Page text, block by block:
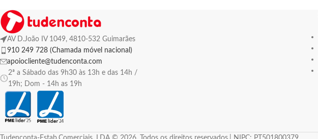
AV D.João IV 1049, 4810-532 Guimarães
910 249 728 (Chamada móvel nacional)
apoiocliente@tudenconta.com
2ª a Sábado das 9h30 às 13h e das 14h /
19h; Dom - 14h as 19h